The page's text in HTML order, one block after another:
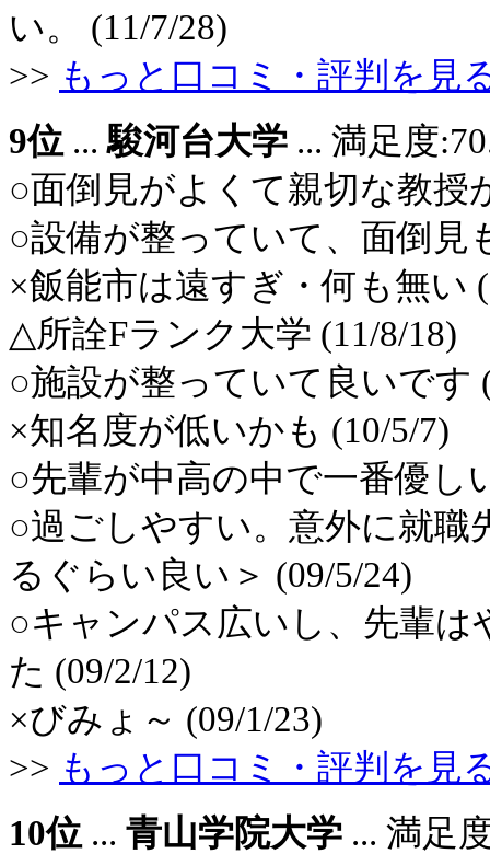
い。 (11/7/28)
>> もっと口コミ・評判を見
9位 ...駿河台大学 ... 満足度
○面倒見がよくて親切な教授
○設備が整っていて、面倒見
×飯能市は遠すぎ・何も無い
△所詮Fランク大学 (11/8/18)
○施設が整っていて良いです
×知名度が低いかも (10/5/7)
○先輩が中高の中で一番優し
○過ごしやすい。意外に就
るぐらい良い＞ (09/5/24)
○キャンパス広いし、先輩
た (09/2/12)
×びみょ～ (09/1/23)
>> もっと口コミ・評判を見
10位 ... 青山学院大学 ... 満足